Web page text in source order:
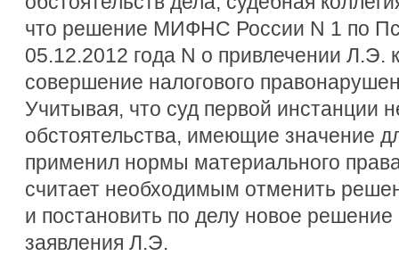
что решение МИФНС России N 1 по
05.12.2012 года N о привлечении Л.Э.
совершение налогового
Учитывая, что суд первой инстанции
обстоятельства, имеющие значение
применил нормы материального
считает необходимым отменить
и постановить по делу новое решение
заявления Л.Э.